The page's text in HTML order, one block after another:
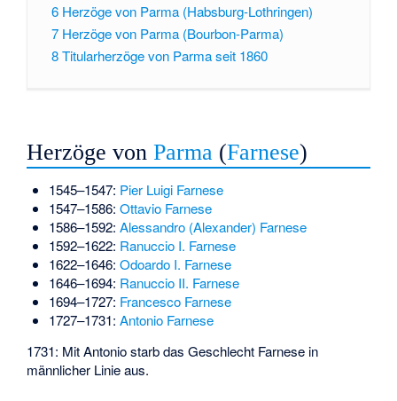
6 Herzöge von Parma (Habsburg-Lothringen)
7 Herzöge von Parma (Bourbon-Parma)
8Titularherzöge von Parma seit 1860
Herzöge vonParma (Farnese)
1545–1547: Pier Luigi Farnese
1547–1586: Ottavio Farnese
1586–1592: Alessandro (Alexander) Farnese
1592–1622: Ranuccio I. Farnese
1622–1646: Odoardo I. Farnese
1646–1694: Ranuccio II. Farnese
1694–1727: Francesco Farnese
1727–1731: Antonio Farnese
1731: Mit Antonio starb das Geschlecht Farnese in
männlicher Linie aus.